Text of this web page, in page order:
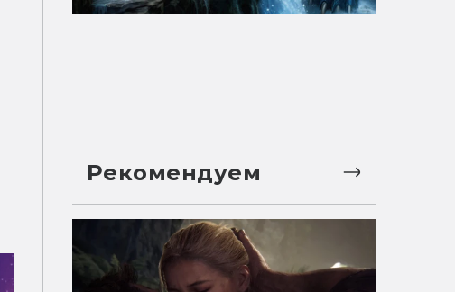
Рекомендуем